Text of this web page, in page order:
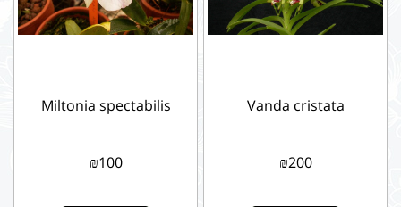
Vanda cristata
₪200
Miltonia spectabilis
₪100